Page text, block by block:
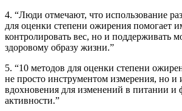
4. “Люди отмечают, что использование
для оценки степени ожирения помогает
контролировать вес, но и поддерживать
здоровому образу жизни.”
5. “10 методов для оценки степени
не просто инструментом измерения, но и
вдохновения для изменений в питании и
активности.”